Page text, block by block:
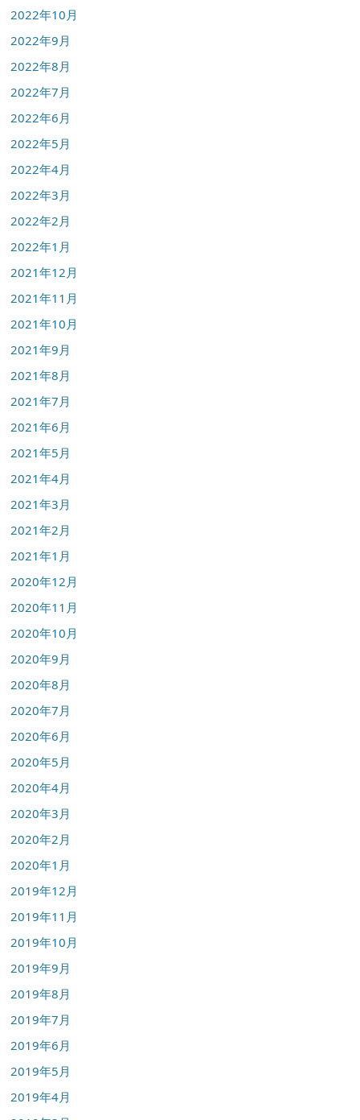
2022年10月
2022年9月
2022年8月
2022年7月
2022年6月
2022年5月
2022年4月
2022年3月
2022年2月
2022年1月
2021年12月
2021年11月
2021年10月
2021年9月
2021年8月
2021年7月
2021年6月
2021年5月
2021年4月
2021年3月
2021年2月
2021年1月
2020年12月
2020年11月
2020年10月
2020年9月
2020年8月
2020年7月
2020年6月
2020年5月
2020年4月
2020年3月
2020年2月
2020年1月
2019年12月
2019年11月
2019年10月
2019年9月
2019年8月
2019年7月
2019年6月
2019年5月
2019年4月